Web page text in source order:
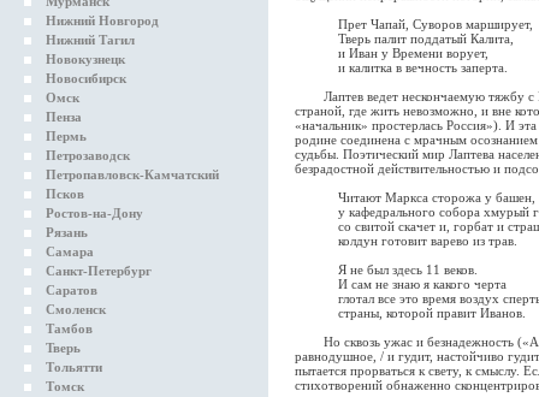
Нижний Новгород
Нижний Тагил
Новокузнецк
Новосибирск
Омск
Пенза
Пермь
Петрозаводск
Петропавловск-Камчатский
Псков
Ростов-на-Дону
Рязань
Самара
Санкт-Петербург
Саратов
Смоленск
Тамбов
Тверь
Тольятти
Томск
Прет Чапай, Суворов марширует,
Тверь палит поддатый Калита,
и Иван у Времени ворует,
и калитка в вечность заперта.
Лаптев ведет нескончаемую тяжбу с
страной, где жить невозможно, и вне
«начальник» простерлась Россия»). И
родине соединена с мрачным
судьбы. Поэтический мир Лаптева
безрадостной действительностью и
Читают Маркса сторожа у башен,
у кафедрального собора хмурый
со свитой скачет и, горбат и
колдун готовит варево из трав.
Я не был здесь 11 веков.
И сам не знаю я какого черта
глотал все это время воздух
страны, которой правит Иванов.
Но сквозь ужас и безнадежность («А
равнодушное, / и гудит, настойчиво
пытается прорваться к свету, к смыслу.
стихотворений обнаженно